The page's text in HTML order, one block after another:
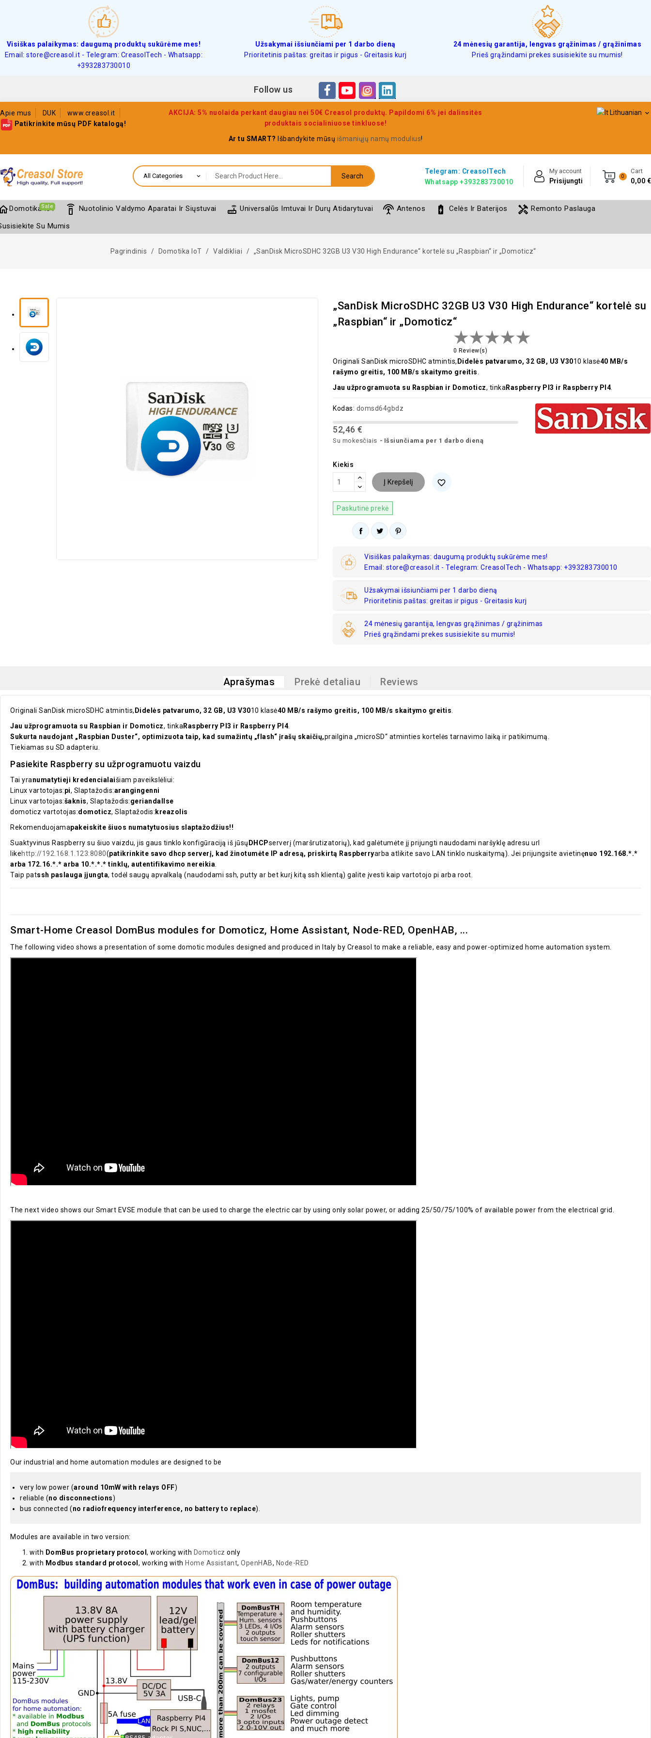
Visiškas palaikymas: daugumą produktų sukūrėme mes!
Email: store@creasol.it - Telegram: CreasolTech - Whatsapp:
+393283730010
Užsakymai išsiunčiami per 1 darbo dieną
Prioritetinis paštas: greitas ir pigus - Greitasis kurj
24 mėnesių garantija, lengvas grąžinimas / grąžinimas
Prieš grąžindami prekes susisiekite su mumis!
Follow us
Apie mus DUK
www.creasol.it
Patikrinkite mūsų PDF katalogą!
AKCIJA: 5% nuolaida perkant daugiau nei 50€ Creasol produktų. Papildomi 6% jei dalinsitės
produktais socialiniuose tinkluose!
Ar tu SMART? Išbandykite mūsų išmaniųjų namų modulius!
Lithuanian 
0
Cart
0,00 €
My account
Prisijungti
Telegram: CreasolTech
Whatsapp +393283730010
Search
Domotika IoT
Sale settings_remote Nuotolinio Valdymo Aparatai Ir Siųstuvai router Universalūs Imtuvai Ir Durų Atidarytuvai settings_input_antenna Antenos battery_charging_full Celės Ir Baterijos handyman Remonto Paslauga
Su Mumis
Pagrindinis Domotika IoT Valdikliai „SanDisk MicroSDHC 32GB U3 V30 High Endurance“ kortelė su „Raspbian“ ir „Domoticz“
„SanDisk MicroSDHC 32GB U3 V30 High Endurance“ kortelė su
„Raspbian“ ir „Domoticz“
0 Review(s)
Originali SanDisk microSDHC atmintis, Didelės patvarumo, 32 GB, U3 V3010 klasė40 MB/s
rašymo greitis, 100 MB/s skaitymo greitis
Jau užprogramuota su Raspbian ir Domoticz, tinka Raspberry PI3 ir Raspberry PI4.
Kodas: domsd64gbdz
52,46 €
Su mokesčiais Išsiunčiama per 1 darbo dieną
Kiekis
Į Krepšelį favorite_border
Paskutinė prekė
Visiškas palaikymas: daugumą produktų sukūrėme mes!
Email: store@creasol.it - Telegram: CreasolTech - Whatsapp: +393283730010
Užsakymai išsiunčiami per 1 darbo dieną
Prioritetinis paštas: greitas ir pigus - Greitasis kurj
24 mėnesių garantija, lengvas grąžinimas / grąžinimas
Prieš grąžindami prekes susisiekite su mumis!
Aprašymas Prekė detaliau Reviews
Originali SanDisk microSDHC atmintis, Didelės patvarumo, 32 GB, U3 V3010 klasė40 MB/s rašymo greitis, 100 MB/s skaitymo greitis
Jau užprogramuota su Raspbian ir Domoticz, tinka Raspberry PI3 ir Raspberry PI4.
Sukurta naudojant „Raspbian Duster“, optimizuota taip, kad sumažintų „flash“ įrašų skaičių,prailgina „microSD“ atminties kortelės tarnavimo laiką ir patikimumą.
Tiekiamas su SD adapteriu.
Pasiekite Raspberry su užprogramuotu vaizdu
Tai yranumatytieji kredencialaišiam paveikslėliui:
Linux vartotojas:pi, Slaptažodis:arangingenni
Linux vartotojas:šaknis, Slaptažodis:geriandallse
domoticz vartotojas:domoticz, Slaptažodis: kreazolis
Rekomenduojamapakeiskite šiuos numatytuosius slaptažodžius!!
Suaktyvinus Raspberry su šiuo vaizdu, jis gaus tinklo konfigūraciją iš jūsų DHCPserverį (maršrutizatorių), kad galėtumėte jį prijungti naudodami naršyklę adresu url
likehttp://192.168.1.123:8080(patikrinkite savo dhcp serverį, kad žinotumėte IP adresą, priskirtą Raspberryarba atlikite savo LAN tinklo nuskaitymą). Jei prijungsite avietinęnuo 192.168.*.*
arba 172.16.*.* arba 10.*.*.* tinklų, autentifikavimo nereikia
Taip patssh paslauga įjungta, todėl saugų apvalkalą (naudodami ssh, putty ar bet kurį kitą ssh klientą) galite įvesti kaip vartotojo pi arba root.
Smart-Home Creasol DomBus modules for Domoticz, Home Assistant, Node-RED, OpenHAB, ...
The following video shows a presentation of some domotic modules designed and produced in Italy by Creasol to make a reliable, easy and power-optimized home automation system.
The next video shows our Smart EVSE module that can be used to charge the electric car by using only solar power, or adding 25/50/75/100% of available power from the electrical grid.
Our industrial and home automation modules are designed to be
very low power (around 10mW with relays OFF)
reliable (no disconnections)
bus connected (no radiofrequency interference, no battery to replace).
Modules are available in two version:
with DomBus proprietary protocol , working with Domoticz only
with Modbus standard protocol , working with Home Assistant, OpenHAB, Node-RED